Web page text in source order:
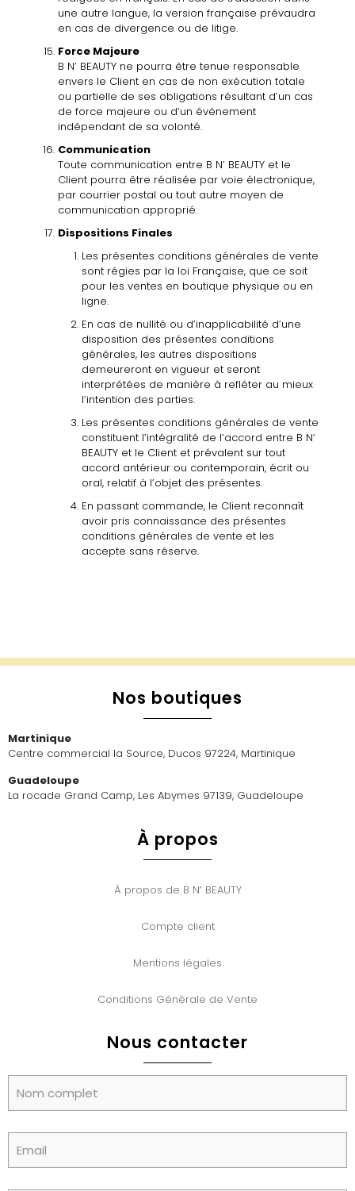
une autre langue, la version française prévaudra
en cas de divergence ou de litige.
Force Majeure
B N’ BEAUTY ne pourra être tenue responsable
envers le Client en cas de non­ exécution totale
ou partielle de ses obligations résultant d’un cas
de force majeure ou d’un événement
indépendant de sa volonté.
Communication
Toute communication entre B N’ BEAUTY et le
Client pourra être réalisée par voie électronique,
par courrier postal ou tout autre moyen de
communication approprié.
Dispositions Finales
Les présentes conditions générales de vente
sont régies par la loi Française, que ce soit
pour les ventes en boutique physique ou en
ligne.
En cas de nullité ou d’inapplicabilité d’une
disposition des présentes conditions
générales, les autres dispositions
demeureront en vigueur et seront
interprétées de manière à refléter au mieux
l’intention des parties.
Les présentes conditions générales de vente
constituent l’intégralité de l’accord entre B N’
BEAUTY et le Client et prévalent sur tout
accord antérieur ou contemporain, écrit ou
oral, relatif à l’objet des présentes.
En passant commande, le Client reconnaît
avoir pris connaissance des présentes
conditions générales de vente et les
accepte sans réserve.
Nos boutiques
Martinique
Centre commercial la Source, Ducos 97224, Martinique
Guadeloupe
La rocade Grand Camp, Les Abymes 97139, Guadeloupe
À propos
À propos de B N’ BEAUTY
Compte client
Mentions légales
Conditions Générale de Vente
Nous contacter